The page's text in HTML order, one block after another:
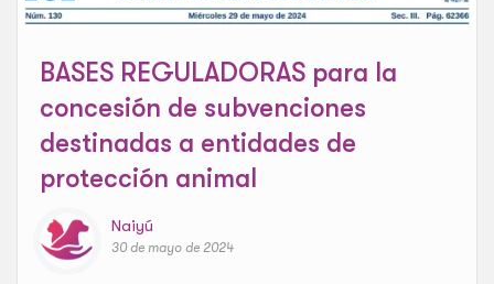
BASES REGULADORAS para la
concesión de subvenciones
destinadas a entidades de
protección animal
Naiyú
30 de mayo de 2024